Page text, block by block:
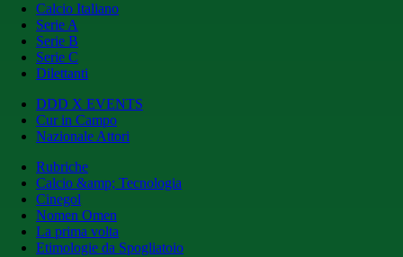
Calcio Italiano
Serie A
Serie B
Serie C
Dilettanti
DDD X EVENTS
Cur in Campo
Nazionale Attori
Rubriche
Calcio &amp; Tecnologia
Cinegol
Nomen Omen
La prima volta
Etimologie da Spogliatoio